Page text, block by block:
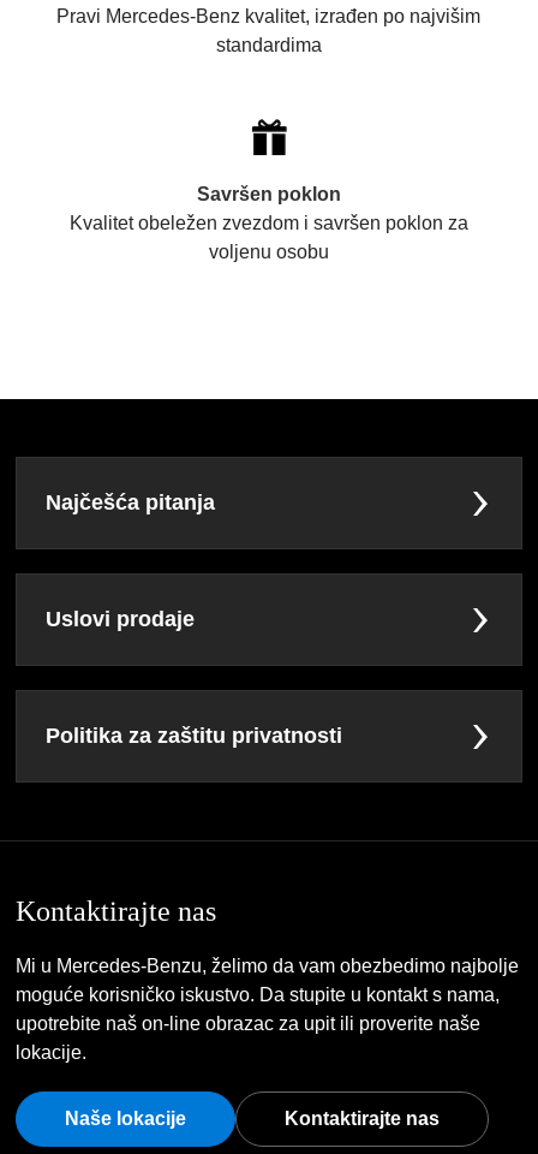
Pravi Mercedes-Benz kvalitet, izrađen po najvišim
standardima
Savršen poklon
Kvalitet obeležen zvezdom i savršen poklon za
voljenu osobu
Najčešća pitanja
Uslovi prodaje
Politika za zaštitu privatnosti
Kontaktirajte nas
Mi u Mercedes-Benzu, želimo da vam obezbedimo najbolje
moguće korisničko iskustvo. Da stupite u kontakt s nama,
upotrebite naš on-line obrazac za upit ili proverite naše
lokacije.
Naše lokacije Kontaktirajte nas